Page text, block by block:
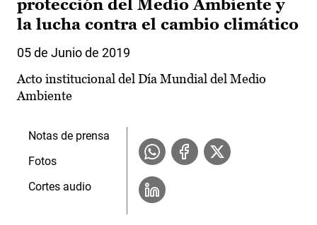
protección del Medio Ambiente y
la lucha contra el cambio climático
05 de Junio de 2019
Acto institucional del Día Mundial del Medio
Ambiente
Notas de prensa
Fotos
Cortes audio